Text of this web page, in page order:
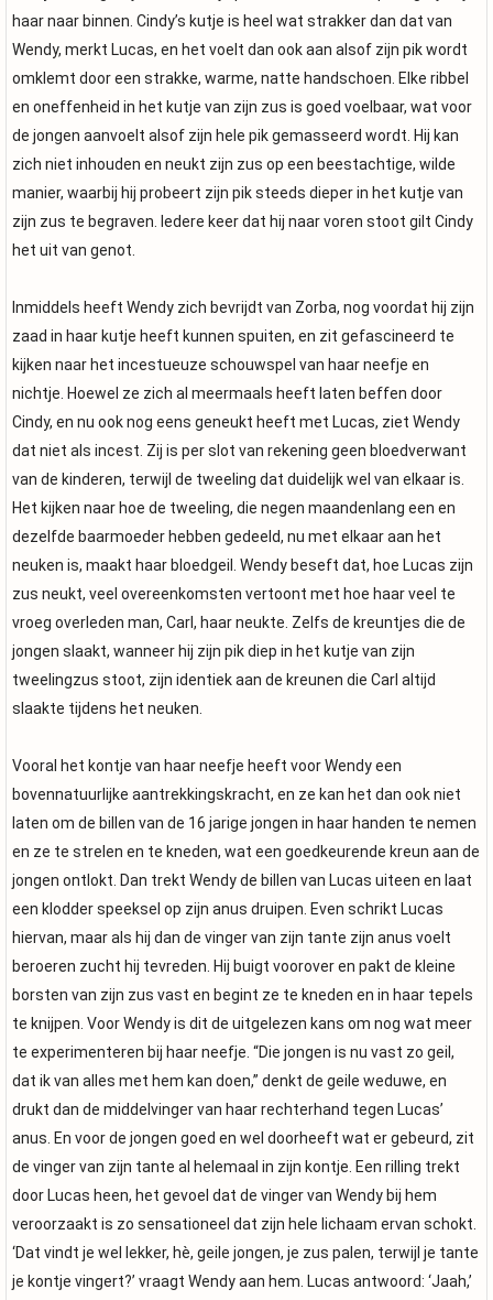
haar naar binnen. Cindy’s kutje is heel wat strakker dan dat van
Wendy, merkt Lucas, en het voelt dan ook aan alsof zijn pik wordt
omklemt door een strakke, warme, natte handschoen. Elke ribbel
en oneffenheid in het kutje van zijn zus is goed voelbaar, wat voor
de jongen aanvoelt alsof zijn hele pik gemasseerd wordt. Hij kan
zich niet inhouden en neukt zijn zus op een beestachtige, wilde
manier, waarbij hij probeert zijn pik steeds dieper in het kutje van
zijn zus te begraven. Iedere keer dat hij naar voren stoot gilt Cindy
het uit van genot.
Inmiddels heeft Wendy zich bevrijdt van Zorba, nog voordat hij zijn
zaad in haar kutje heeft kunnen spuiten, en zit gefascineerd te
kijken naar het incestueuze schouwspel van haar neefje en
nichtje. Hoewel ze zich al meermaals heeft laten beffen door
Cindy, en nu ook nog eens geneukt heeft met Lucas, ziet Wendy
dat niet als incest. Zij is per slot van rekening geen bloedverwant
van de kinderen, terwijl de tweeling dat duidelijk wel van elkaar is.
Het kijken naar hoe de tweeling, die negen maandenlang een en
dezelfde baarmoeder hebben gedeeld, nu met elkaar aan het
neuken is, maakt haar bloedgeil. Wendy beseft dat, hoe Lucas zijn
zus neukt, veel overeenkomsten vertoont met hoe haar veel te
vroeg overleden man, Carl, haar neukte. Zelfs de kreuntjes die de
jongen slaakt, wanneer hij zijn pik diep in het kutje van zijn
tweelingzus stoot, zijn identiek aan de kreunen die Carl altijd
slaakte tijdens het neuken.
Vooral het kontje van haar neefje heeft voor Wendy een
bovennatuurlijke aantrekkingskracht, en ze kan het dan ook niet
laten om de billen van de 16 jarige jongen in haar handen te nemen
en ze te strelen en te kneden, wat een goedkeurende kreun aan de
jongen ontlokt. Dan trekt Wendy de billen van Lucas uiteen en laat
een klodder speeksel op zijn anus druipen. Even schrikt Lucas
hiervan, maar als hij dan de vinger van zijn tante zijn anus voelt
beroeren zucht hij tevreden. Hij buigt voorover en pakt de kleine
borsten van zijn zus vast en begint ze te kneden en in haar tepels
te knijpen. Voor Wendy is dit de uitgelezen kans om nog wat meer
te experimenteren bij haar neefje. “Die jongen is nu vast zo geil,
dat ik van alles met hem kan doen,” denkt de geile weduwe, en
drukt dan de middelvinger van haar rechterhand tegen Lucas’
anus. En voor de jongen goed en wel doorheeft wat er gebeurd, zit
de vinger van zijn tante al helemaal in zijn kontje. Een rilling trekt
door Lucas heen, het gevoel dat de vinger van Wendy bij hem
veroorzaakt is zo sensationeel dat zijn hele lichaam ervan schokt.
‘Dat vindt je wel lekker, hè, geile jongen, je zus palen, terwijl je tante
je kontje vingert?’ vraagt Wendy aan hem. Lucas antwoord: ‘Jaah,’